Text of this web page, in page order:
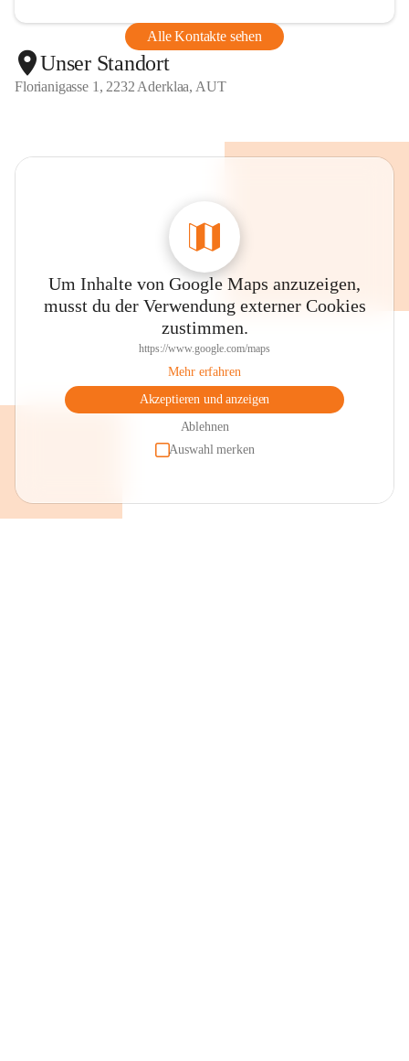
Alle Kontakte sehen
Unser Standort
Florianigasse 1, 2232 Aderklaa, AUT
Um Inhalte von Google Maps anzuzeigen,
musst du der Verwendung externer Cookies
zustimmen.
https://www.google.com/maps
Mehr erfahren
Akzeptieren und anzeigen
Ablehnen
Auswahl merken